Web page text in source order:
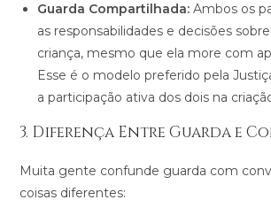
Guarda Compartilhada: Ambos os
as responsabilidades e decisões
criança, mesmo que ela more com
Esse é o modelo preferido pela
a participação ativa dos dois na
3. Diferença Entre Guarda e
Muita gente confunde guarda com
coisas diferentes: